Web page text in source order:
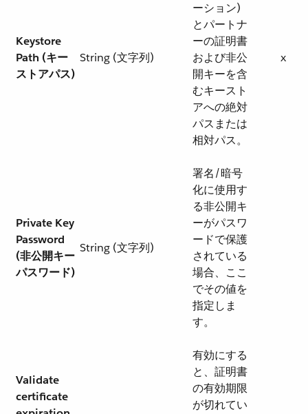
Keystore
Path (キー
ストアパス)
String (文字列)
ーション)
とパートナ
ーの証明書
および非公
開キーを含
むキースト
アへの絶対
パスまたは
相対パス。
x
Private Key
Password
(非公開キー
パスワード)
String (文字列)
署名/暗号
化に使用す
る非公開キ
ーがパスワ
ードで保護
されている
場合、ここ
でその値を
指定しま
す。
Validate
certificate
有効にする
と、証明書
の有効期限
が切れてい